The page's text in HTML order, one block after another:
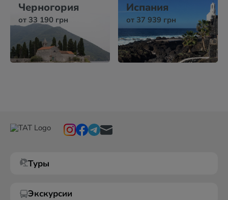
Черногория
от 33 190 грн
Испания
от 37 939 грн
Туры
Экскурсии